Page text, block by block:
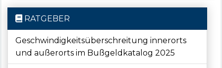
RATGEBER
Geschwindigkeitsüberschreitung innerorts
und außerorts im Bußgeldkatalog 2025